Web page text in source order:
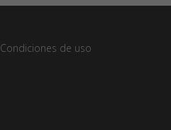
Condiciones de uso